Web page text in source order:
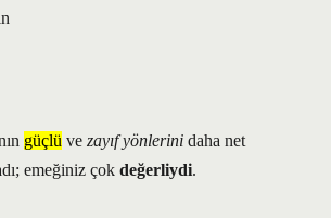
güçlü ve zayıf yönlerini daha net
emeğiniz çok değerliydi.